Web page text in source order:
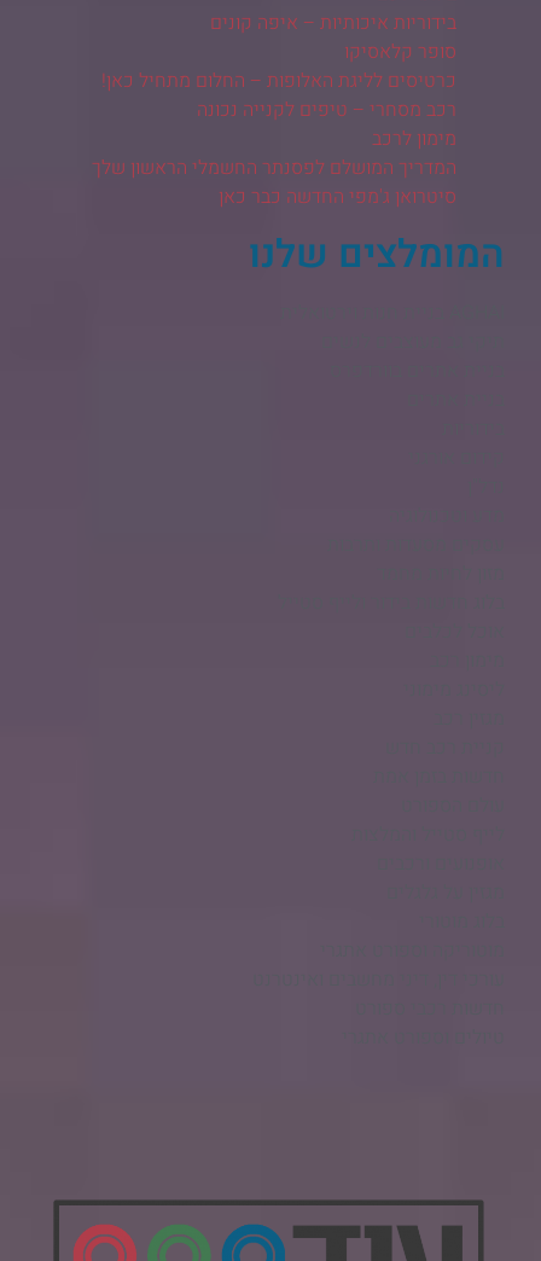
בידוריות איכותיות – איפה קונים
סופר קלאסיקו
כרטיסים לליגת האלופות – החלום מתחיל כאן!
רכב מסחרי – טיפים לקנייה נכונה
מימון לרכב
המדריך המושלם לפסנתר החשמלי הראשון שלך
סיטרואן ג'מפי החדשה כבר כאן
המומלצים שלנו